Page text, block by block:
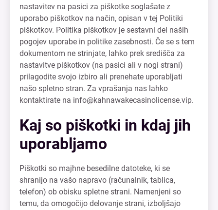
nastavitev na pasici za piškotke soglašate z
uporabo piškotkov na način, opisan v tej Politiki
piškotkov. Politika piškotkov je sestavni del naših
pogojev uporabe in politike zasebnosti. Če se s tem
dokumentom ne strinjate, lahko prek središča za
nastavitve piškotkov (na pasici ali v nogi strani)
prilagodite svojo izbiro ali prenehate uporabljati
našo spletno stran. Za vprašanja nas lahko
kontaktirate na info@kahnawakecasinolicense.vip.
Kaj so piškotki in kdaj jih
uporabljamo
Piškotki so majhne besedilne datoteke, ki se
shranijo na vašo napravo (računalnik, tablica,
telefon) ob obisku spletne strani. Namenjeni so
temu, da omogočijo delovanje strani, izboljšajo